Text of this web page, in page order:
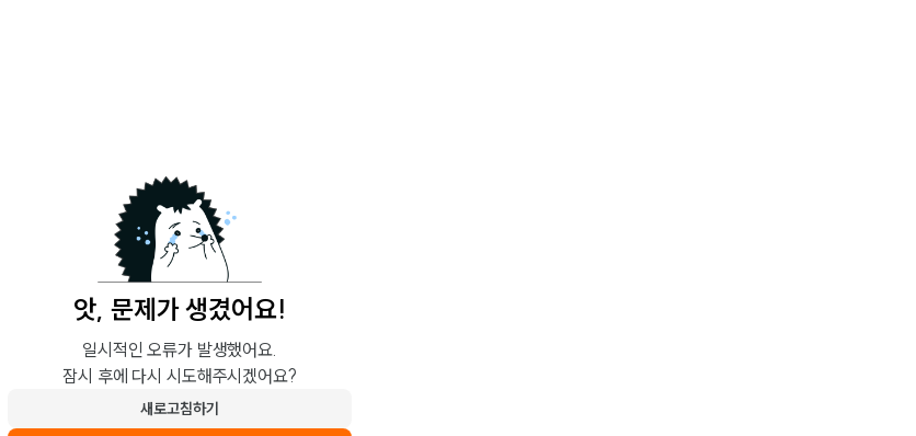
앗, 문제가 생겼어요!
일시적인 오류가 발생했어요.
잠시 후에 다시 시도해주시겠어요?
새로고침하기